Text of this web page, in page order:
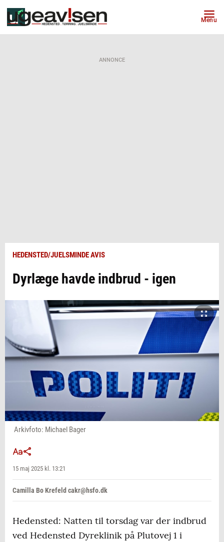
Menu
ANNONCE
HEDENSTED/JUELSMINDE AVIS
Dyrlæge havde indbrud - igen
Arkivfoto: Michael Bager
15 maj 2025 kl. 13:21
Camilla Bo Krefeld cakr@hsfo.dk
Hedensted: Natten til torsdag var der indbrud
ved Hedensted Dyreklinik på Plutovej 1 i